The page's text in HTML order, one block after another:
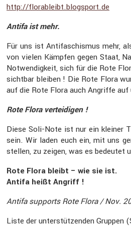
http://​florab​leibt​.blogsport​.de
Antifa ist mehr.
Für uns ist Antifa­schismus mehr,
von vielen Kämpfen gegen Staat,
Notwen­dig­keit, sich für die Rote
sichtbar bleiben ! Die Rote Flora
auf die Rote Flora auch Angriffe
Rote Flora vertei­digen !
Diese Soli-Note ist nur ein kleiner
sein. Wir laden euch ein, mit uns
stellen, zu zeigen, was es bedeutet
Rote Flora bleibt – wie sie ist.
Antifa heißt Angriff !
Antifa supports Rote Flora / Nov.
Liste der unter­stüt­zenden Gruppen